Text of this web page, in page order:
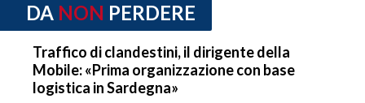
DA NON PERDERE
Traffico di clandestini, il dirigente della
Mobile: «Prima organizzazione con base
logistica in Sardegna»